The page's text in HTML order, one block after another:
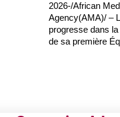
2026-/African
Agency(AMA)/ –
progresse dans
de sa première